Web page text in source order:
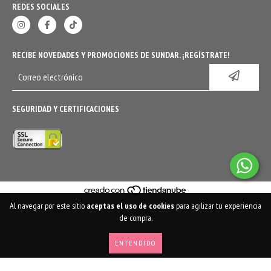
Al navegar por este sitio aceptas el uso de cookiespara agilizar tu experiencia
de compra.
ENTENDIDO
REDES SOCIALES
RECIBE NOVEDADES Y PROMOCIONES DE SUNDAR. ¡REGÍSTRATE!
SEGURIDAD Y CERTIFICACIONES
COPYRIGHT SUNDAR STORE - 2026. TODOS LOS DERECHOS RESERVADOS.